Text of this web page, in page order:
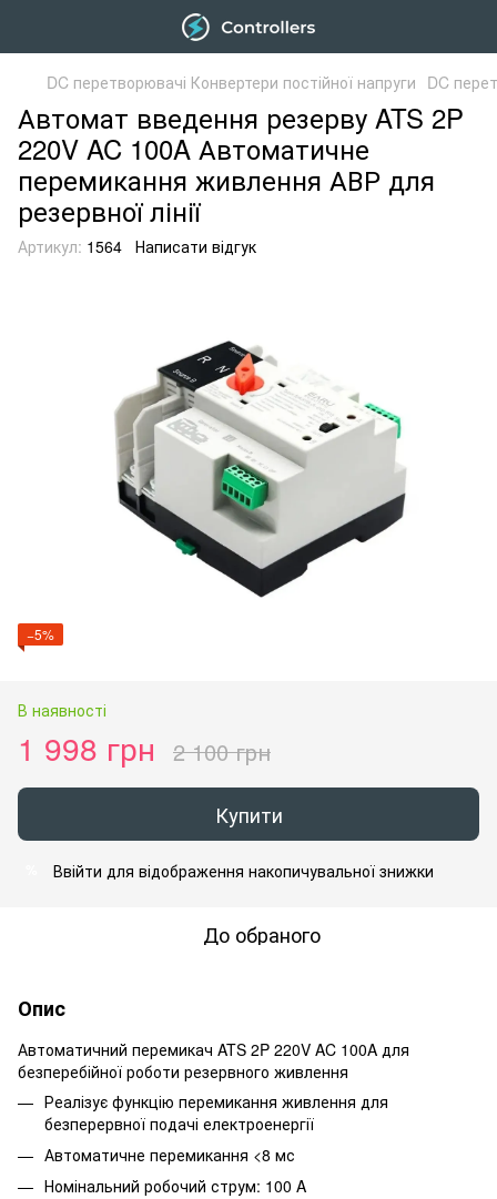
DC перетворювачі Конвертери постійної напруги DC
Автомат введення резерву ATS 2P
220V AC 100A Автоматичне
перемикання живлення АВР для
резервної лінії
Артикул: 1564 Написати відгук
−5%
В наявності
1 998 грн 2 100 грн
Купити
Ввійти для відображення накопичувальної знижки
До обраного
Опис
Автоматичний перемикач ATS 2P 220V AC 100A для
безперебійної роботи резервного живлення
Реалізує функцію перемикання живлення для
безперервної подачі електроенергії
Автоматичне перемикання <8 мс
Номінальний робочий струм: 100 A